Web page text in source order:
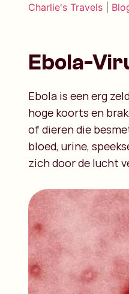
Charlie's Travels|
Ebola-
Ebola is een erg
hoge koorts en
of dieren die
bloed, urine,
zich door de lucht